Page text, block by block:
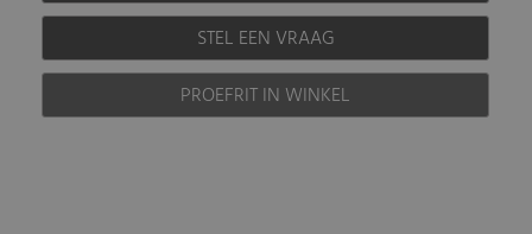
STEL EEN VRAAG
PROEFRIT IN WINKEL